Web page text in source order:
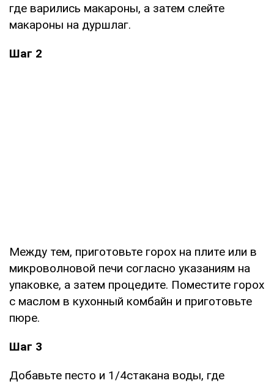
где варились макароны, а затем слейте
макароны на дуршлаг.
Шаг 2
Между тем, приготовьте горох на плите или в
микроволновой печи согласно указаниям на
упаковке, а затем процедите. Поместите горох
с маслом в кухонный комбайн и приготовьте
пюре.
Шаг 3
Добавьте песто и 1/4стакана воды, где